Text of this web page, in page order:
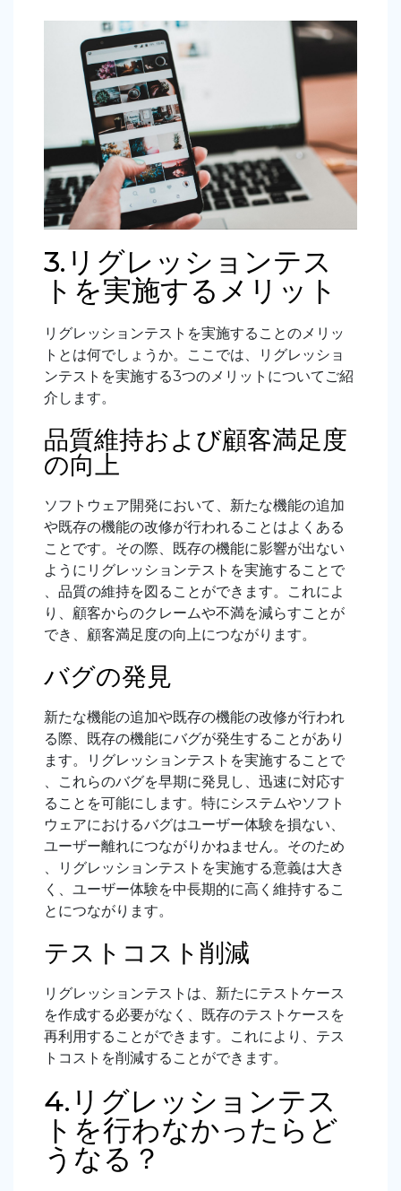
3.リグレッションテス
トを実施するメリット
リグレッションテストを実施することのメリッ
トとは何でしょうか。ここでは、リグレッショ
ンテストを実施する3つのメリットについてご紹
介します。
品質維持および顧客満足度
の向上
ソフトウェア開発において、新たな機能の追加
や既存の機能の改修が行われることはよくある
ことです。その際、既存の機能に影響が出ない
ようにリグレッションテストを実施することで
、品質の維持を図ることができます。これによ
り、顧客からのクレームや不満を減らすことが
でき、顧客満足度の向上につながります。
バグの発見
新たな機能の追加や既存の機能の改修が行われ
る際、既存の機能にバグが発生することがあり
ます。リグレッションテストを実施することで
、これらのバグを早期に発見し、迅速に対応す
ることを可能にします。特にシステムやソフト
ウェアにおけるバグはユーザー体験を損ない、
ユーザー離れにつながりかねません。そのため
、リグレッションテストを実施する意義は大き
く、ユーザー体験を中長期的に高く維持するこ
とにつながります。
テストコスト削減
リグレッションテストは、新たにテストケース
を作成する必要がなく、既存のテストケースを
再利用することができます。これにより、テス
トコストを削減することができます。
4.リグレッションテス
トを行わなかったらど
うなる？